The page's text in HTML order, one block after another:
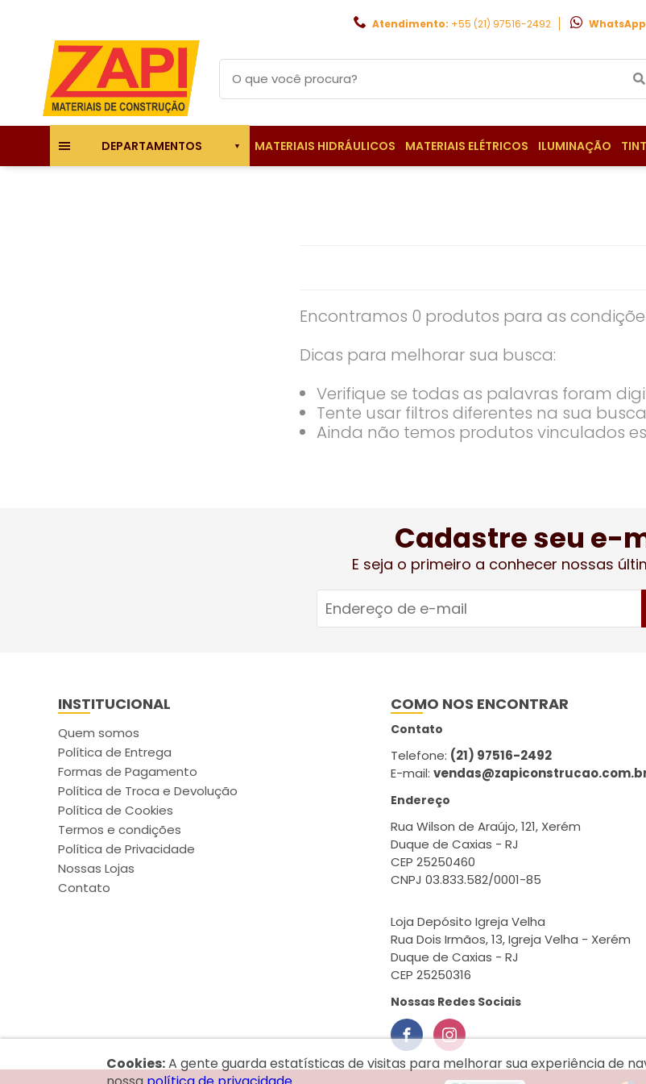
Atendimento: +55 (21) 97516-2492
DEPARTAMENTOS MATERIAIS HIDRÁULICOS MATERIAIS ELÉTRICOS ILUMINAÇÃO
Encontramos 0 produtos para as
Dicas para melhorar sua busca:
Verifique se todas as palavras foram
Tente usar filtros diferentes na sua busca
Ainda não temos produtos vinculados
Cadastre seu e-
E seja o primeiro a conhecer nossas
INSTITUCIONAL
Quem somos
Política de Entrega
Formas de Pagamento
Política de Troca e Devolução
Política de Cookies
Termos e condições
Política de Privacidade
Nossas Lojas
Contato
COMO NOS ENCONTRAR
Contato
Telefone: (21) 97516-2492
E-mail:
Endereço
Rua Wilson de Araújo, 121, Xerém
Duque de Caxias - RJ
CEP 25250460
CNPJ 03.833.582/0001-85
Loja Depósito Igreja Velha
Rua Dois Irmãos, 13, Igreja Velha - Xerém
Duque de Caxias - RJ
CEP 25250316
Nossas Redes Sociais
Cookies:A gente guarda estatísticas de visitas para melhorar sua experiência de